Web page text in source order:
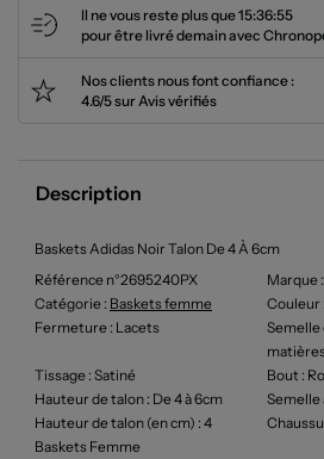
Il ne vous reste plus que15:36:55
pour être livré demain avec
Nos clients nous font confiance :
4.6/5 sur Avis vérifiés
Description
Baskets Adidas Noir Talon De 4 À 6cm
Référence n°2695240PX
Marque :
Catégorie : Baskets femme Couleur
Fermeture : Lacets
Tissage : Satiné Bout :
Hauteur de talon : De 4 à 6cm Semelle
Hauteur de talon (en cm) : 4
Baskets Femme